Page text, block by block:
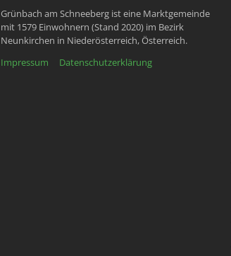
Grünbach am Schneeberg ist eine Marktgemeinde
mit 1579 Einwohnern (Stand 2020) im Bezirk
Neunkirchen in Niederösterreich, Österreich.
Impressum
Datenschutzerklärung